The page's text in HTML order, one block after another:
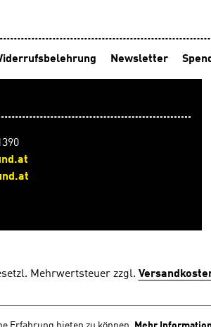
Newsletter
Mehrwertsteuer zzgl.